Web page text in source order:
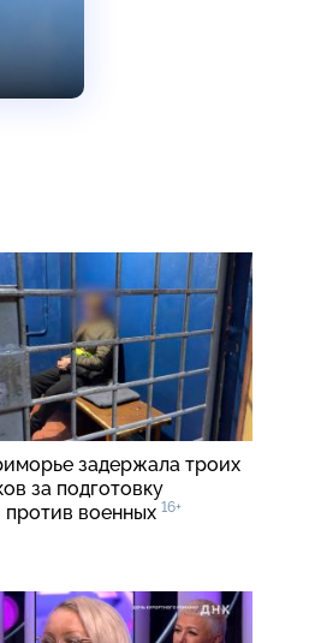
задержала троих
за подготовку
против военных 16+